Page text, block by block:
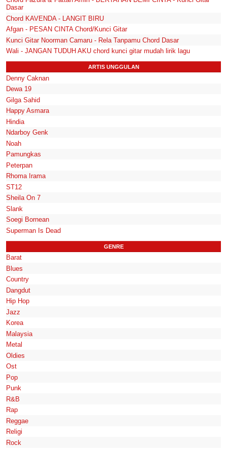
Dasar
Chord KAVENDA - LANGIT BIRU
Afgan - PESAN CINTA Chord/Kunci Gitar
Kunci Gitar Noorman Camaru - Rela Tanpamu Chord Dasar
Wali - JANGAN TUDUH AKU chord kunci gitar mudah lirik lagu
ARTIS UNGGULAN
Denny Caknan
Dewa 19
Gilga Sahid
Happy Asmara
Hindia
Ndarboy Genk
Noah
Pamungkas
Peterpan
Rhoma Irama
ST12
Sheila On 7
Slank
Soegi Bornean
Superman Is Dead
GENRE
Barat
Blues
Country
Dangdut
Hip Hop
Jazz
Korea
Malaysia
Metal
Oldies
Ost
Pop
Punk
R&B
Rap
Reggae
Religi
Rock